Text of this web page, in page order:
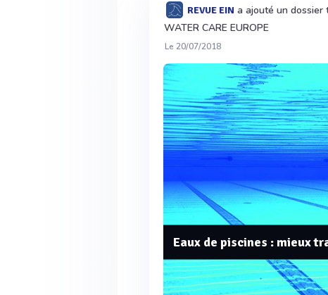
REVUE EIN a ajouté un dossier
WATER CARE EUROPE
Le 20/07/2018
Eaux de piscines : mieux